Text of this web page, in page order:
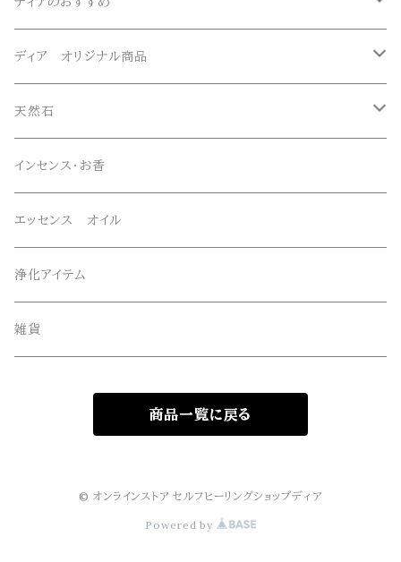
ガネーシュヒマール産水晶
マニハール産水晶
スーパーセブン
ディア オリジナル商品
オリジナルブレスレット
オリジナルペンダント
オリジナルエッセンススプレー
オリジナルサンキャッチャー
オリジナル雑貨
天然石
ブレスレット
ネックレス・ペンダントトップ
ルース・タンブル
丸玉・ポイント
インセンス・お香
エッセンス オイル
浄化アイテム
雑貨
商品一覧に戻る
© オンラインストア セルフヒーリングショップディア
Powered by